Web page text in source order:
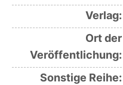
Verlag:
Ort der
Veröffentlichung:
Sonstige Reihe: